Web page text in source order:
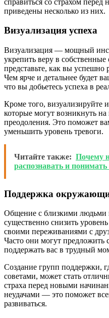
приведены несколько из них.
Визуализация успеха
Визуализация — мощный
укрепить веру в собственные
представьте, как вы успешно
Чем ярче и детальнее будет
что вы добьетесь успеха в
Кроме того, визуализируйте
которые могут возникнуть
преодоления. Это поможет
уменьшить уровень тревоги.
Читайте также: Почему
распознавать и
Поддержка
Общение с близкими
существенно снизить
своими переживаниями с
Часто они могут предложить
поддержать вас в трудный
Создание групп поддержки,
советами, может стать
страха перед новыми
неудачами — это поможет
развиваться.